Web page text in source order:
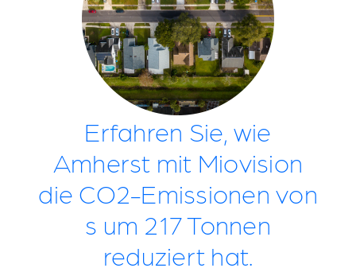
Erfahren Sie, wie
Amherst mit Miovision
die CO2-Emissionen von
s um 217 Tonnen
reduziert hat.